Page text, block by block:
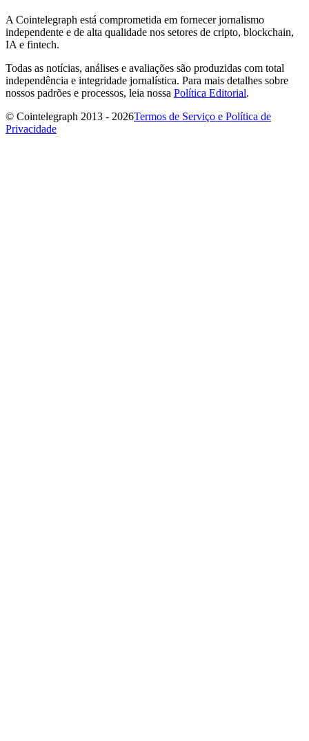
A Cointelegraph está comprometida em fornecer jornalismo
independente e de alta qualidade nos setores de cripto, blockchain,
IA e fintech.
Todas as notícias, análises e avaliações são produzidas com total
independência e integridade jornalística. Para mais detalhes sobre
nossos padrões e processos, leia nossa Política Editorial.
© Cointelegraph 2013 - 2026Termos de Serviço e Política de
Privacidade